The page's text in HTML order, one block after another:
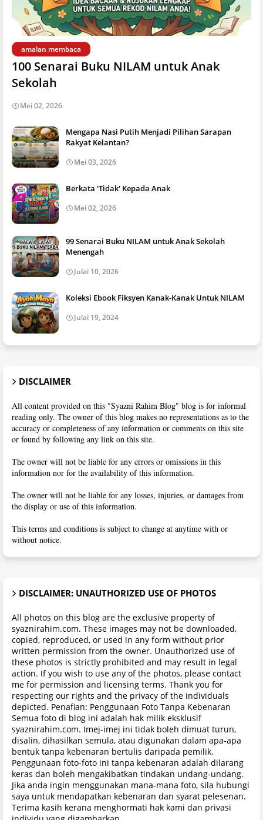
amalan membaca
100 Senarai Buku NILAM untuk Anak
Sekolah
Mei 02, 2026
Mengapa Nasi Putih Menjadi Pilihan Sarapan
Rakyat Kelantan?
Mei 03, 2026
Berkata 'Tidak' Kepada Anak
Mei 02, 2026
99 Senarai Buku NILAM untuk Anak Sekolah
Menengah
Julai 10, 2026
Koleksi Ebook Fiksyen Kanak-Kanak Untuk NILAM
Julai 19, 2024
DISCLAIMER
All content provided on this "Syazni Rahim Blog" blog is for informal
reading only. The owner of this blog makes no representations as to the
accuracy or completeness of any information or comments on this site
or found by following any link on this site.
The owner will not be liable for any errors or omissions in this
information nor for the availability of this information.
The owner will not be liable for any losses, injuries, or damages from
the display or use of this information.
This terms and conditions is subject to change at anytime with or
without notice.
DISCLAIMER: UNAUTHORIZED USE OF PHOTOS
All photos on this blog are the exclusive property of
syaznirahim.com. These images may not be downloaded,
copied, reproduced, or used in any form without prior
written permission from the owner. Unauthorized use of
these photos is strictly prohibited and may result in legal
action. If you wish to use any of the photos, please contact
me for permission and licensing terms. Thank you for
respecting our rights and the privacy of the individuals
depicted. Penafian: Penggunaan Foto Tanpa Kebenaran
Semua foto di blog ini adalah hak milik eksklusif
syaznirahim.com. Imej-imej ini tidak boleh dimuat turun,
disalin, dihasilkan semula, atau digunakan dalam apa-apa
bentuk tanpa kebenaran bertulis daripada pemilik.
Penggunaan foto-foto ini tanpa kebenaran adalah dilarang
keras dan boleh mengakibatkan tindakan undang-undang.
Jika anda ingin menggunakan mana-mana foto, sila hubungi
saya untuk mendapatkan kebenaran dan syarat pelesenan.
Terima kasih kerana menghormati hak kami dan privasi